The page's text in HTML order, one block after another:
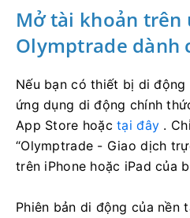
Mở tài khoản trên
Olymptrade dành
Nếu bạn có thiết bị di động
ứng dụng di động chính
App Store hoặctại đây .
“Olymptrade - Giao dịch
trên iPhone hoặc iPad của
Phiên bản di động của nền